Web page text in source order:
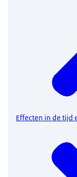
Effecten in de tijd